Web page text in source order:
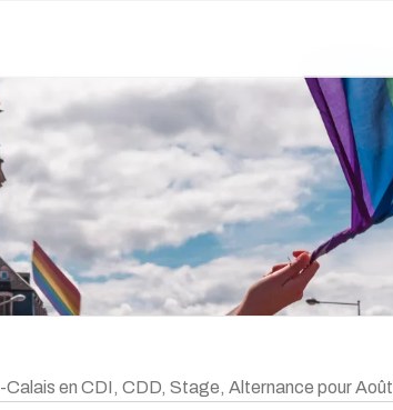
en CDI, CDD, Stage, Alternance pour